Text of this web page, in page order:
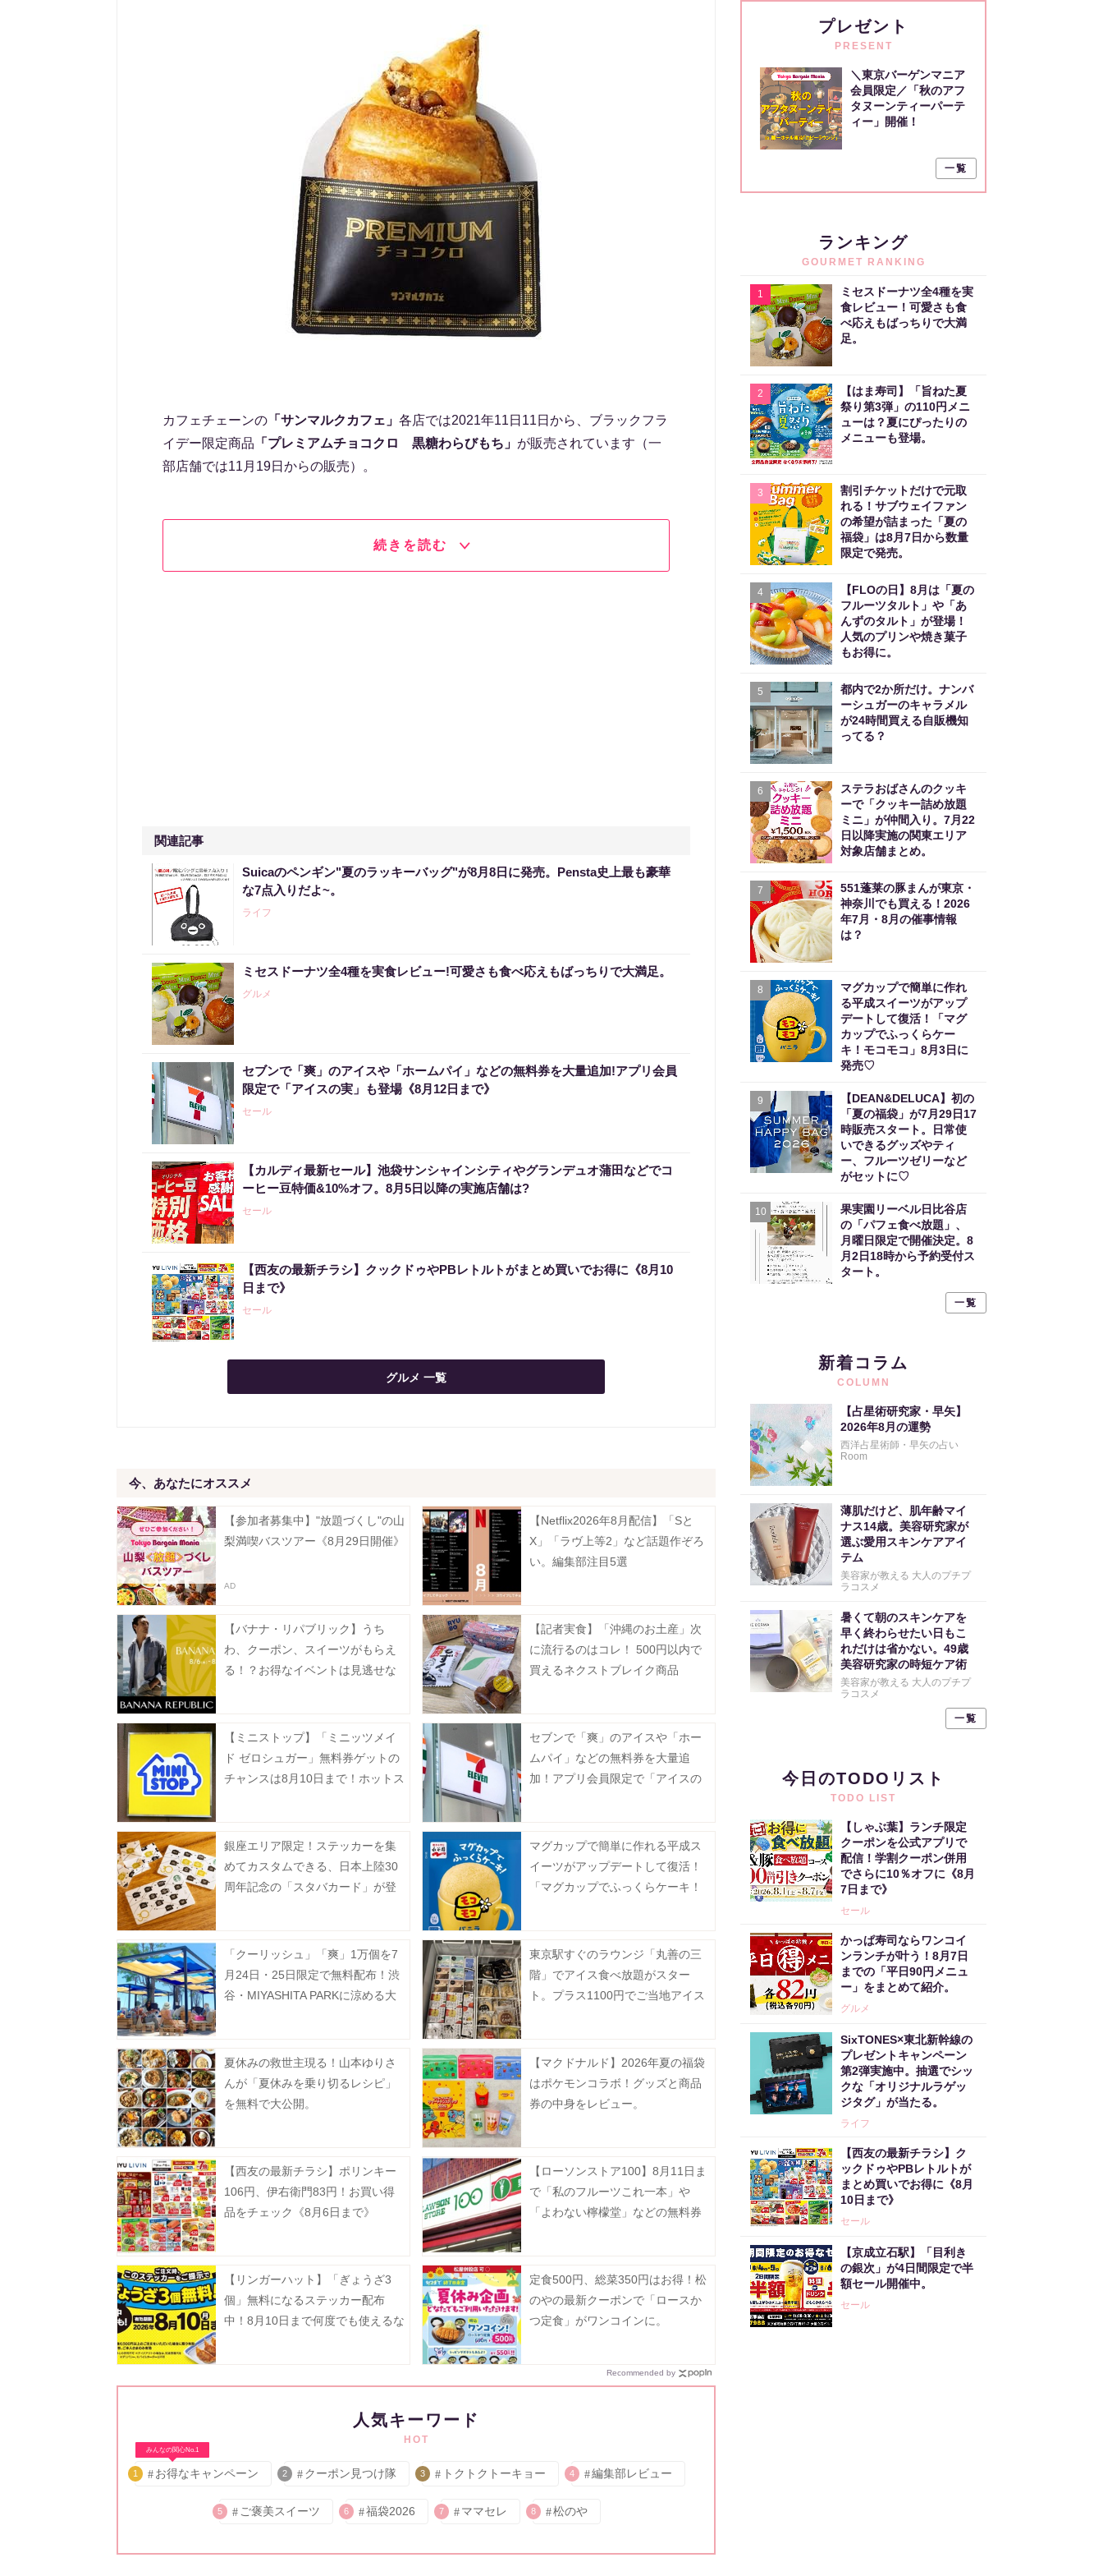
カフェチェーンの 「サンマルクカフェ」 各店では2021年11日11日から、ブラックフラ
イデー限定商品 「プレミアムチョコクロ 黒糖わらびもち」 が販売されています（一
部店舗では11月19日からの販売）。
続きを読む
関連記事
Suicaのペンギン"夏のラッキーバッグ"が8月8日に発売。Pensta史上最も豪華
な7点入りだよ~。
ライフ
ミセスドーナツ全4種を実食レビュー!可愛さも食べ応えもばっちりで大満足。
グルメ
セブンで「爽」のアイスや「ホームパイ」などの無料券を大量追加!アプリ会員
限定で「アイスの実」も登場《8月12日まで》
セール
【カルディ最新セール】池袋サンシャインシティやグランデュオ蒲田などでコ
ーヒー豆特価&10%オフ。8月5日以降の実施店舗は?
セール
【西友の最新チラシ】クックドゥやPBレトルトがまとめ買いでお得に《8月10
日まで》
セール
グルメ 一覧
今、あなたにオススメ
【参加者募集中】"放題づくし"の山
梨満喫バスツアー《8月29日開催》
【Netflix2026年8月配信】「Sと
X」「ラヴ上等2」など話題作ぞろ
い。編集部注目5選
【バナナ・リパブリック】うち
わ、クーポン、スイーツがもらえ
る！？お得なイベントは見逃せな
【記者実食】「沖縄のお土産」次
に流行るのはコレ！ 500円以内で
買えるネクストブレイク商品
【ミニストップ】「ミニッツメイ
ド ゼロシュガー」無料券ゲットの
チャンスは8月10日まで！ホットス
セブンで「爽」のアイスや「ホー
ムパイ」などの無料券を大量追
加！アプリ会員限定で「アイスの
銀座エリア限定！ステッカーを集
めてカスタムできる、日本上陸30
周年記念の「スタバカード」が登
マグカップで簡単に作れる平成ス
イーツがアップデートして復活！
「マグカップでふっくらケーキ！
「クーリッシュ」「爽」1万個を7
月24日・25日限定で無料配布！渋
谷・MIYASHITA PARKに涼める大
東京駅すぐのラウンジ「丸善の三
階」でアイス食べ放題がスター
ト。プラス1100円でご当地アイス
夏休みの救世主現る！山本ゆりさ
んが「夏休みを乗り切るレシピ」
を無料で大公開。
【マクドナルド】2026年夏の福袋
はポケモンコラボ！グッズと商品
券の中身をレビュー。
【西友の最新チラシ】ポリンキー
106円、伊右衛門83円！お買い得
品をチェック《8月6日まで》
【ローソンストア100】8月11日ま
で「私のフルーツこれ一本」や
「よわない檸檬堂」などの無料券
【リンガーハット】「ぎょうざ3
個」無料になるステッカー配布
中！8月10日まで何度でも使えるな
定食500円、総菜350円はお得！松
のやの最新クーポンで「ロースか
つ定食」がワンコインに。
Recommended by
人気キーワード
HOT
みんなの関心No.1
1 お得なキャンペーン 2 クーポン見つけ隊 3 トクトクトーキョー 4 編集部レビュー
5 ご褒美スイーツ 6 福袋2026 7 ママセレ 8 松のや
プレゼント
PRESENT
＼東京バーゲンマニア
会員限定／「秋のアフ
タヌーンティーパーテ
ィー」開催！
一覧
ランキング
GOURMET RANKING
1
ミセスドーナツ全4種を実
食レビュー！可愛さも食
べ応えもばっちりで大満
足。
2
【はま寿司】「旨ねた夏
祭り第3弾」の110円メニ
ューは？夏にぴったりの
メニューも登場。
3
割引チケットだけで元取
れる！サブウェイファン
の希望が詰まった「夏の
福袋」は8月7日から数量
限定で発売。
4
【FLOの日】8月は「夏の
フルーツタルト」や「あ
んずのタルト」が登場！
人気のプリンや焼き菓子
もお得に。
5
都内で2か所だけ。ナンバ
ーシュガーのキャラメル
が24時間買える自販機知
ってる？
6
ステラおばさんのクッキ
ーで「クッキー詰め放題
ミニ」が仲間入り。7月22
日以降実施の関東エリア
対象店舗まとめ。
7
551蓬莱の豚まんが東京・
神奈川でも買える！2026
年7月・8月の催事情報
は？
8
マグカップで簡単に作れ
る平成スイーツがアップ
デートして復活！「マグ
カップでふっくらケー
キ！モコモコ」8月3日に
発売♡
9
【DEAN&DELUCA】初の
「夏の福袋」が7月29日17
時販売スタート。日常使
いできるグッズやティ
ー、フルーツゼリーなど
がセットに♡
10
果実園リーベル日比谷店
の「パフェ食べ放題」、
月曜日限定で開催決定。8
月2日18時から予約受付ス
タート。
一覧
新着コラム
COLUMN
【占星術研究家・早矢】
2026年8月の運勢
西洋占星術師・早矢の占い
Room
薄肌だけど、肌年齢マイ
ナス14歳。美容研究家が
選ぶ愛用スキンケアアイ
テム
美容家が教える 大人のプチプ
ラコスメ
暑くて朝のスキンケアを
早く終わらせたい日もこ
れだけは省かない。49歳
美容研究家の時短ケア術
美容家が教える 大人のプチプ
ラコスメ
一覧
今日のTODOリスト
TODO LIST
【しゃぶ葉】ランチ限定
クーポンを公式アプリで
配信！学割クーポン併用
でさらに10％オフに《8月
7日まで》
セール
かっぱ寿司ならワンコイ
ンランチが叶う！8月7日
までの「平日90円メニュ
ー」をまとめて紹介。
グルメ
SixTONES×東北新幹線の
プレゼントキャンペーン
第2弾実施中。抽選でシッ
クな「オリジナルラゲッ
ジタグ」が当たる。
ライフ
【西友の最新チラシ】ク
ックドゥやPBレトルトが
まとめ買いでお得に《8月
10日まで》
セール
【京成立石駅】「目利き
の銀次」が4日間限定で半
額セール開催中。
セール